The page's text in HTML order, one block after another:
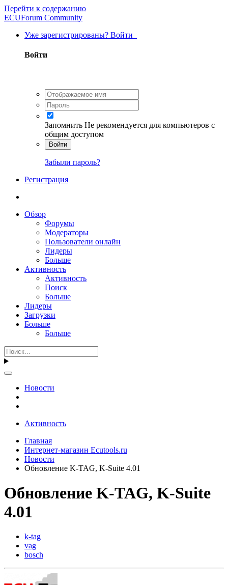
Перейти к содержанию
ECUForum Community
Уже зарегистрированы? Войти
Войти
Запомнить Не рекомендуется для компьютеров с
общим доступом
Войти
Забыли пароль?
Регистрация
Обзор
Форумы
Модераторы
Пользователи онлайн
Лидеры
Больше
Активность
Активность
Поиск
Больше
Лидеры
Загрузки
Больше
Больше
Новости
Активность
Главная
Интернет-магазин Ecutools.ru
Новости
Обновление K-TAG, K-Suite 4.01
Обновление K-TAG, K-Suite
4.01
k-tag
vag
bosch